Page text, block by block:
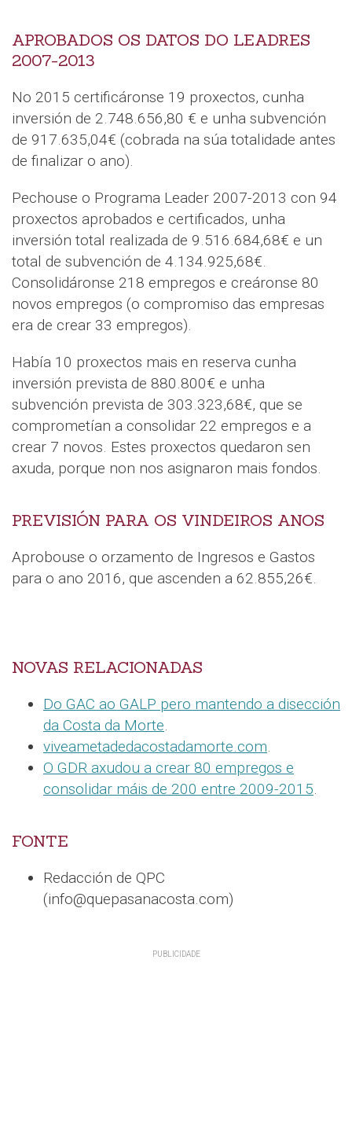
APROBADOS OS DATOS DO LEADRES
2007-2013
No 2015 certificáronse 19 proxectos, cunha
inversión de 2.748.656,80 € e unha subvención
de 917.635,04€ (cobrada na súa totalidade antes
de finalizar o ano).
Pechouse o Programa Leader 2007-2013 con 94
proxectos aprobados e certificados, unha
inversión total realizada de 9.516.684,68€ e un
total de subvención de 4.134.925,68€.
Consolidáronse 218 empregos e creáronse 80
novos empregos (o compromiso das empresas
era de crear 33 empregos).
Había 10 proxectos mais en reserva cunha
inversión prevista de 880.800€ e unha
subvención prevista de 303.323,68€, que se
comprometían a consolidar 22 empregos e a
crear 7 novos. Estes proxectos quedaron sen
axuda, porque non nos asignaron mais fondos.
PREVISIÓN PARA OS VINDEIROS ANOS
Aprobouse o orzamento de Ingresos e Gastos
para o ano 2016, que ascenden a 62.855,26€.
NOVAS RELACIONADAS
Do GAC ao GALP pero mantendo a disección
da Costa da Morte.
viveametadedacostadamorte.com.
O GDR axudou a crear 80 empregos e
consolidar máis de 200 entre 2009-2015.
FONTE
Redacción de QPC
(info@quepasanacosta.com)